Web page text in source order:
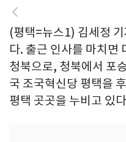
(평택=뉴스1) 김세정
다. 출근 인사를 마치면
청북으로, 청북에서 포
국 조국혁신당 평택을
평택 곳곳을 누비고 있